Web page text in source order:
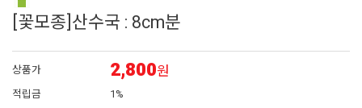
[꽃모종]산수국 : 8cm분
상품가 2,800원
적립금
1%